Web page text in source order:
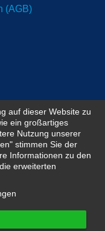
(AGB)
GmbH
auf dieser Website zu
ein großartiges
Nutzung unserer
stimmen Sie der
Informationen zu den
erweiterten